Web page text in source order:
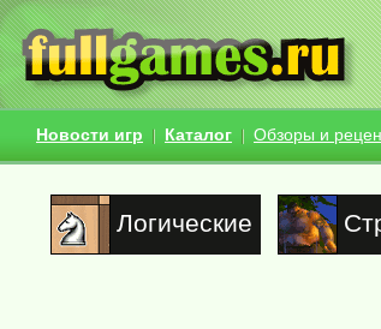
Новости игр Каталог Обзоры и
Логические